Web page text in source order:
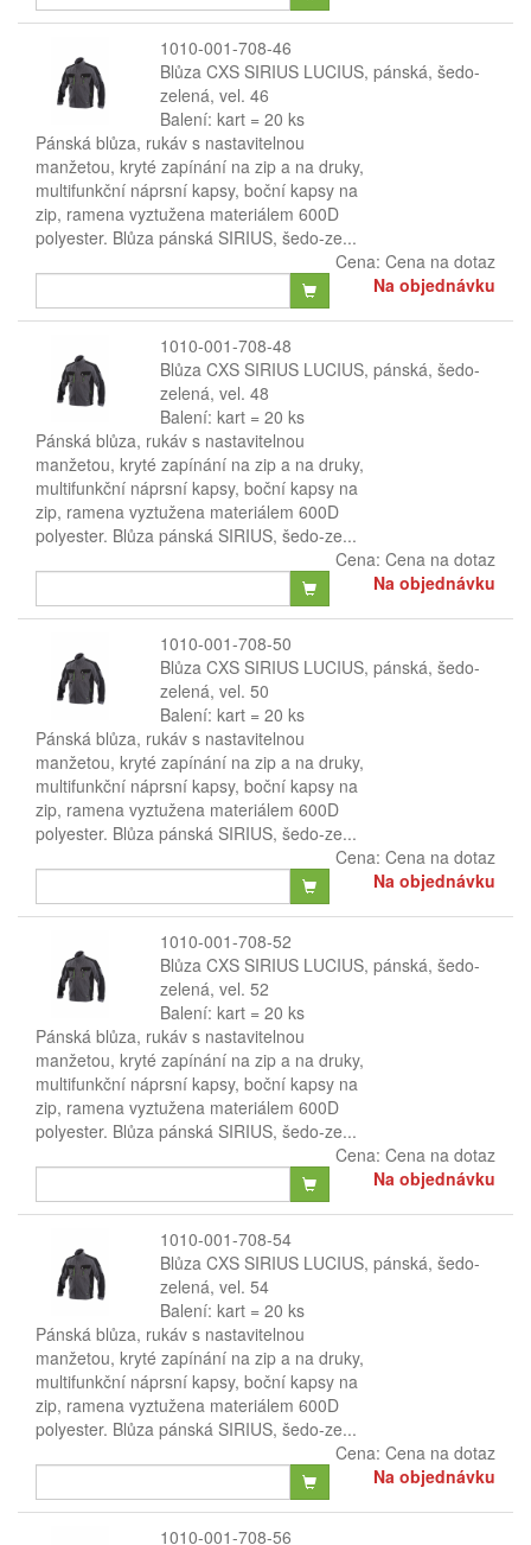
1010-001-708-46
Blůza CXS SIRIUS LUCIUS, pánská, šedo-
zelená, vel. 46
Balení: kart = 20 ks
Pánská blůza, rukáv s nastavitelnou
manžetou, kryté zapínání na zip a na druky,
multifunkční náprsní kapsy, boční kapsy na
zip, ramena vyztužena materiálem 600D
polyester. Blůza pánská SIRIUS, šedo-ze...
Cena: Cena na dotaz
Na objednávku
1010-001-708-48
Blůza CXS SIRIUS LUCIUS, pánská, šedo-
zelená, vel. 48
Balení: kart = 20 ks
Pánská blůza, rukáv s nastavitelnou
manžetou, kryté zapínání na zip a na druky,
multifunkční náprsní kapsy, boční kapsy na
zip, ramena vyztužena materiálem 600D
polyester. Blůza pánská SIRIUS, šedo-ze...
Cena: Cena na dotaz
Na objednávku
1010-001-708-50
Blůza CXS SIRIUS LUCIUS, pánská, šedo-
zelená, vel. 50
Balení: kart = 20 ks
Pánská blůza, rukáv s nastavitelnou
manžetou, kryté zapínání na zip a na druky,
multifunkční náprsní kapsy, boční kapsy na
zip, ramena vyztužena materiálem 600D
polyester. Blůza pánská SIRIUS, šedo-ze...
Cena: Cena na dotaz
Na objednávku
1010-001-708-52
Blůza CXS SIRIUS LUCIUS, pánská, šedo-
zelená, vel. 52
Balení: kart = 20 ks
Pánská blůza, rukáv s nastavitelnou
manžetou, kryté zapínání na zip a na druky,
multifunkční náprsní kapsy, boční kapsy na
zip, ramena vyztužena materiálem 600D
polyester. Blůza pánská SIRIUS, šedo-ze...
Cena: Cena na dotaz
Na objednávku
1010-001-708-54
Blůza CXS SIRIUS LUCIUS, pánská, šedo-
zelená, vel. 54
Balení: kart = 20 ks
Pánská blůza, rukáv s nastavitelnou
manžetou, kryté zapínání na zip a na druky,
multifunkční náprsní kapsy, boční kapsy na
zip, ramena vyztužena materiálem 600D
polyester. Blůza pánská SIRIUS, šedo-ze...
Cena: Cena na dotaz
Na objednávku
1010-001-708-56